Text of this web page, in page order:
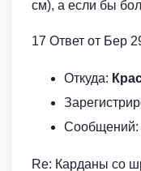
см), а если бы
17 Ответ от Бер
Откуда:
Сообщений:
Re: Карданы со